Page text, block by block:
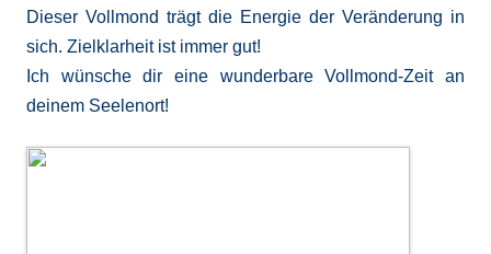
Dieser Vollmond trägt die Energie der Veränderung in
sich. Zielklarheit ist immer gut!
Ich wünsche dir eine wunderbare Vollmond-Zeit an
deinem Seelenort!